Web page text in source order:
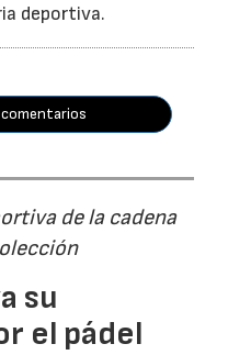
deportiva.
de la cadena
su
el pádel